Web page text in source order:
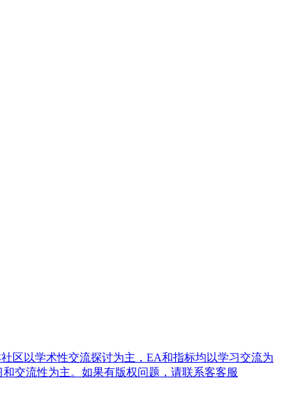
区以学术性交流探讨为主，EA和指标均以学习交流为
交流性为主。如果有版权问题，请联系客客服